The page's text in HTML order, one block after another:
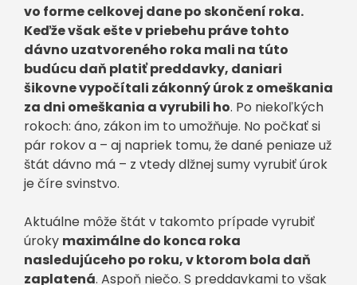
vo forme celkovej dane po skončení roka.
Keďže však ešte v priebehu práve tohto
dávno uzatvoreného roka mali na túto
budúcu daň platiť preddavky, daniari
šikovne vypočítali zákonný úrok z omeškania
za dni omeškania a vyrubili ho. Po niekoľkých
rokoch: áno, zákon im to umožňuje. No počkať si
pár rokov a – aj napriek tomu, že dané peniaze už
štát dávno má – z vtedy dlžnej sumy vyrubiť úrok
je číre svinstvo.
Aktuálne môže štát v takomto prípade vyrubiť
úroky maximálne do konca roka
nasledujúceho po roku, v ktorom bola daň
zaplatená. Aspoň niečo. S preddavkami to však